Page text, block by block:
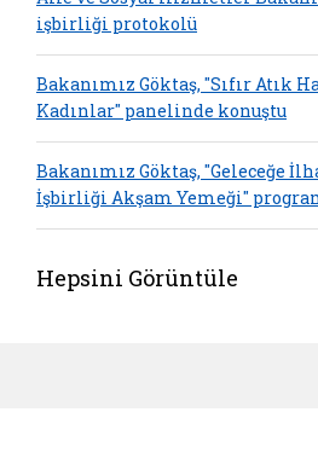
işbirliği protokolü
Bakanımız Göktaş, "Sıfır Atık
Kadınlar" panelinde konuştu
Bakanımız Göktaş, "Geleceğe
İşbirliği Akşam Yemeği"
Hepsini Görüntüle